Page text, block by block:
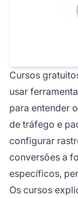
Cursos
usar
para entender
de tráfego e
configurar
conversões a
específicos,
Os cursos